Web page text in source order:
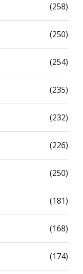
(258)
(250)
(254)
(235)
(232)
(226)
(250)
(181)
(168)
(174)